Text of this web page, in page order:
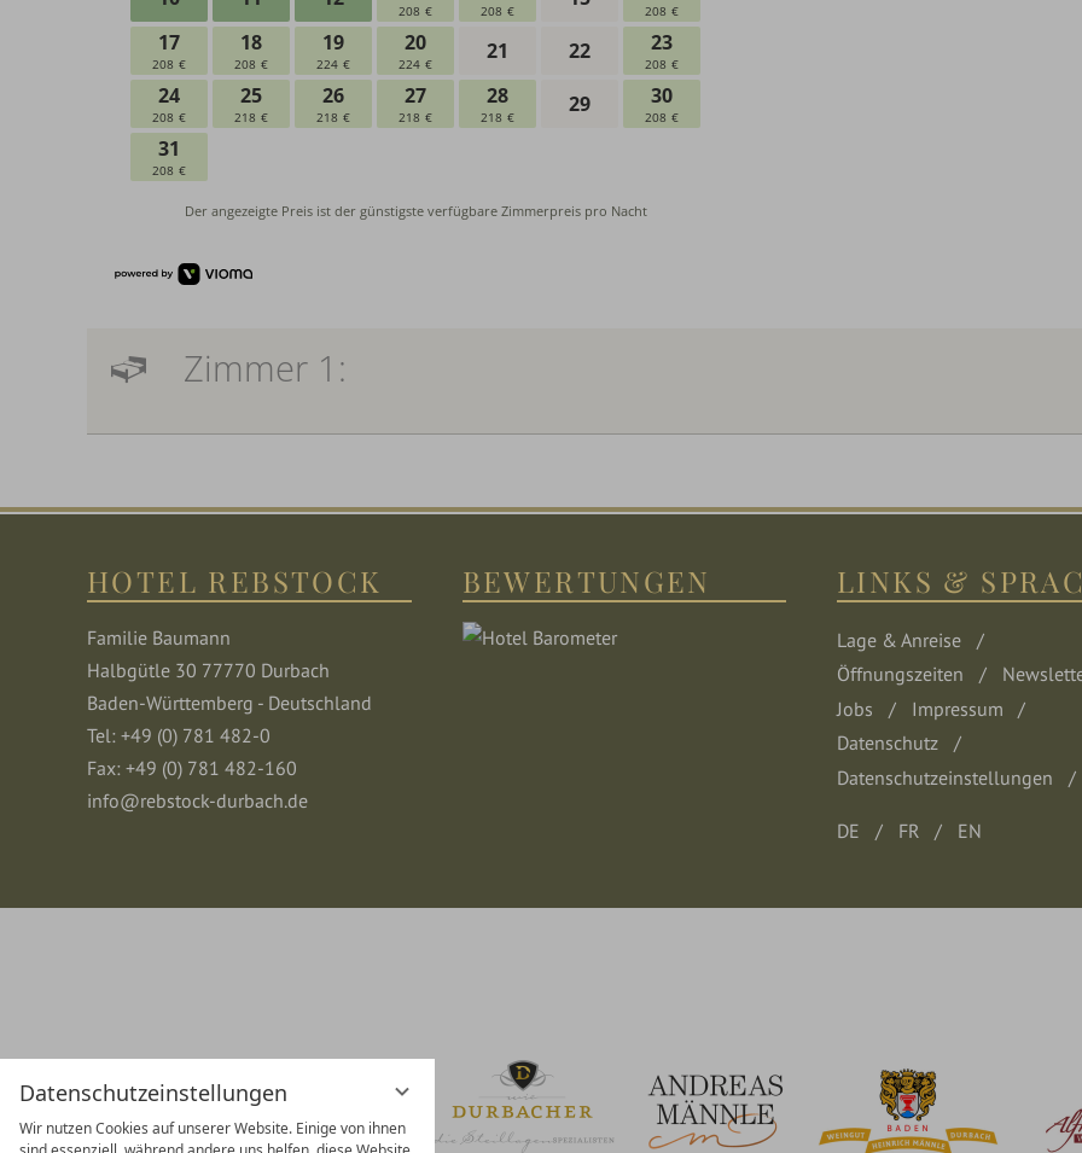
Datenschutzeinstellungen
Wir nutzen Cookies auf unserer Website. Einige von ihnen
Zimmer 1:
HOTEL REBSTOCK
Familie Baumann
Halbgütle 30 77770 Durbach
Baden-Württemberg - Deutschland
Tel: +49 (0) 781 482-0
Fax: +49 (0) 781 482-160
info@rebstock-durbach.de
BEWERTUNGEN LINKS &
Lage & Anreise
Öffnungszeiten
Jobs
Impressum
Datenschutz
Datenschutzeinstellungen
DE FR EN